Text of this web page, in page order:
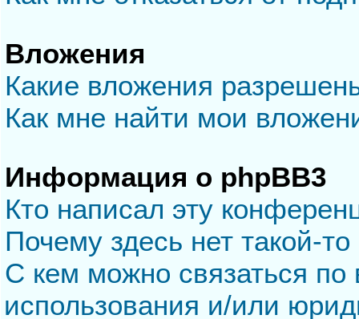
Вложения
Какие вложения
Как мне найти мои
Информация о phpBB3
Кто написал эту
Почему здесь нет такой-
С кем можно связаться по
использования и/или